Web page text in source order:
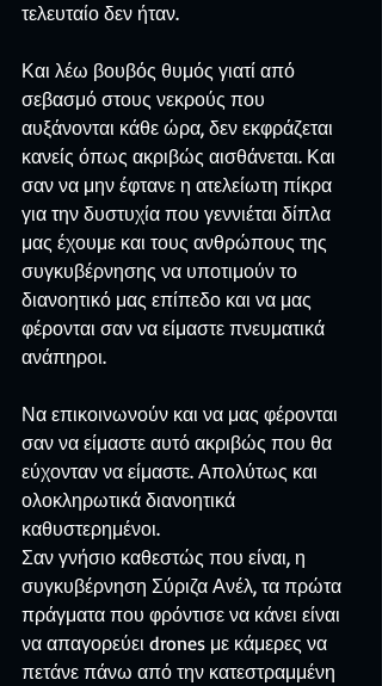
τελευταίο δεν ήταν.
Και λέω βουβός θυμός γιατί από
σεβασμό στους νεκρούς που
αυξάνονται κάθε ώρα, δεν εκφράζεται
κανείς όπως ακριβώς αισθάνεται. Και
σαν να μην έφτανε η ατελείωτη πίκρα
για την δυστυχία που γεννιέται δίπλα
μας έχουμε και τους ανθρώπους της
συγκυβέρνησης να υποτιμούν το
διανοητικό μας επίπεδο και να μας
φέρονται σαν να είμαστε πνευματικά
ανάπηροι.
Να επικοινωνούν και να μας φέρονται
σαν να είμαστε αυτό ακριβώς που θα
εύχονταν να είμαστε. Απολύτως και
ολοκληρωτικά διανοητικά
καθυστερημένοι.
Σαν γνήσιο καθεστώς που είναι, η
συγκυβέρνηση Σύριζα Ανέλ, τα πρώτα
πράγματα που φρόντισε να κάνει είναι
να απαγορεύει drones με κάμερες να
πετάνε πάνω από την κατεστραμμένη